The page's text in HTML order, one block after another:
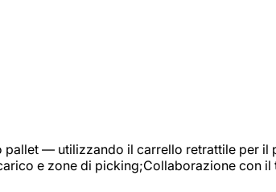
— utilizzando il carrello retrattile per il
e zone di picking;Collaborazione con